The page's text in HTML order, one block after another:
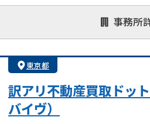
事務所
対応が親身 オンライン面
1億円以上の買
東京都
訳アリ不動産買取ドッ
バイヴ）